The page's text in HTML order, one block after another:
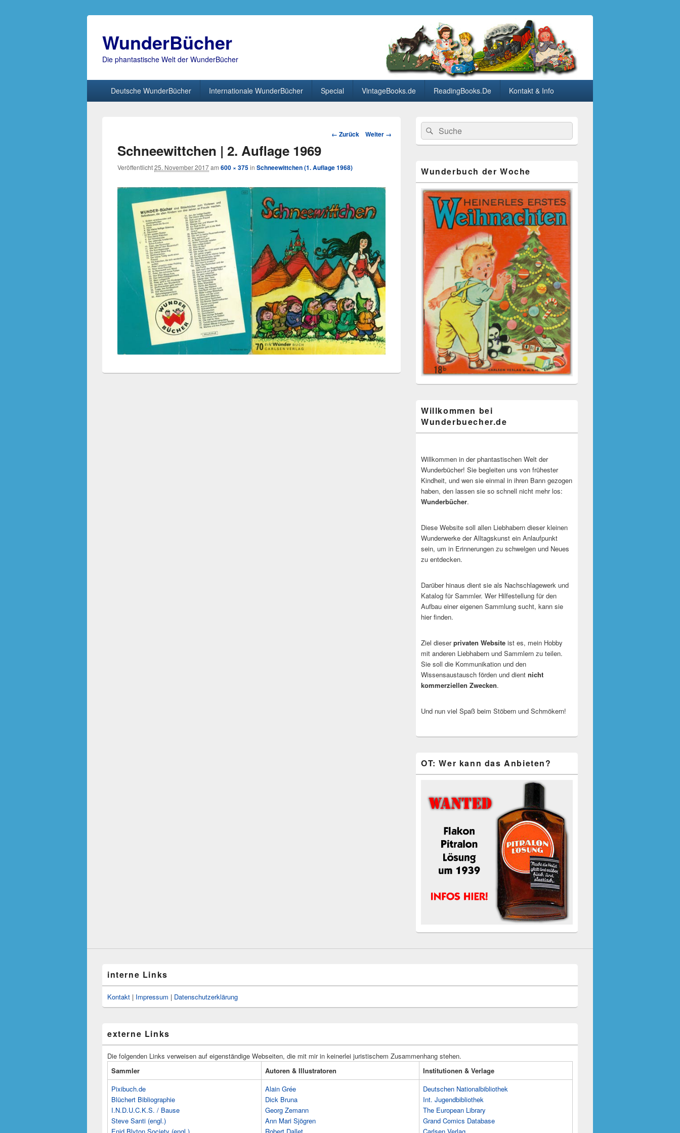
WunderBücher
Die phantastische Welt der WunderBücher
Deutsche WunderBücher Internationale WunderBücher Special VintageBooks.de ReadingBooks.De Kontakt & Info
Bild-
← Zurück Weiter →
Schneewittchen | 2. Auflage 1969
Veröffentlicht25. November 2017am 600 × 375in Schneewittchen (1. Auflage 1968)
Primärer
Seitenleisten
Widget-
Bereich
Search
for:
Suche
Wunderbuch der Woche
Willkommen bei
Wunderbuecher.de
Willkommen in der phantastischen Welt der
Wunderbücher! Sie begleiten uns von frühester
Kindheit, und wen sie einmal in ihren Bann gezogen
haben, den lassen sie so schnell nicht mehr los:
Wunderbücher.
Diese Website soll allen Liebhabern dieser kleinen
Wunderwerke der Alltagskunst ein Anlaufpunkt
sein, um in Erinnerungen zu schwelgen und Neues
zu entdecken.
Darüber hinaus dient sie als Nachschlagewerk und
Katalog für Sammler. Wer Hilfestellung für den
Aufbau einer eigenen Sammlung sucht, kann sie
hier finden.
Ziel dieserprivaten Website ist es, mein Hobby
mit anderen Liebhabern und Sammlern zu teilen.
Sie soll die Kommunikation und den
Wissensaustausch förden und dient nicht
kommerziellen Zwecken.
Und nun viel Spaß beim Stöbern und Schmökern!
OT: Wer kann das Anbieten?
interne Links
Kontakt | Impressum | Datenschutzerklärung
externe Links
Die folgenden Links verweisen auf eigenständige Webseiten, die mit mir in keinerlei juristischem Zusammenhang stehen.
Sammler
Autoren & Illustratoren
Institutionen & Verlage
Pixibuch.de
Blüchert Bibliographie
I.N.D.U.C.K.S. / Bause
Steve Santi (engl.)
Alain Grée
Dick Bruna
Georg Zemann
Ann Mari Sjögren
Deutschen Nationalbibliothek
Int. Jugendbibliothek
The European Library
Grand Comics Database